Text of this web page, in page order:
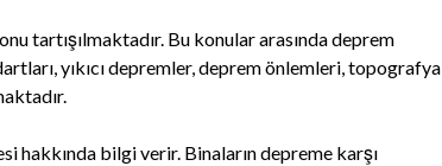
tartışılmaktadır. Bu konular arasında deprem
yıkıcı depremler, deprem önlemleri, topografya
hakkında bilgi verir. Binaların depreme karşı